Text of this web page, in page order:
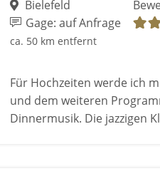
Bielefeld
Gage: auf Anfrage
ca. 50 km entfernt
Für Hochzeiten werde ich
und dem weiteren
Dinnermusik. Die jazzigen